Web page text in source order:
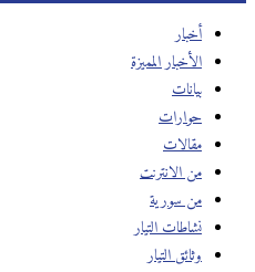
أخبار
الأخبار المميزة
بيانات
حوارات
مقالات
من الانترنت
من سورية
نشاطات التيار
وثائق التيار